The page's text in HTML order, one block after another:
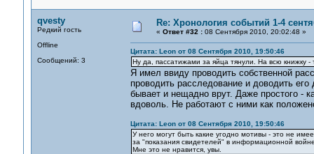
qvesty
Редкий гость
Offline
Сообщений: 3
Re: Хронология событий 1-4
« Ответ #32 :08 Сентября 2010, 20:02:48 »
Цитата: Leon от 08 Сентября 2010, 19:50:46
Ну да, пассатижами за яйца тянули. На всю книжку -
Я имел ввиду проводить собственной
проводить расследование и доводить
бывает и нещадно врут. Даже простого -
вдоволь. Не работают с ними как
Цитата: Leon от 08 Сентября 2010, 19:50:46
У него могут быть какие угодно мотивы - это не
за "показания свидетелей" в информационной
Мне это не нравится, увы.